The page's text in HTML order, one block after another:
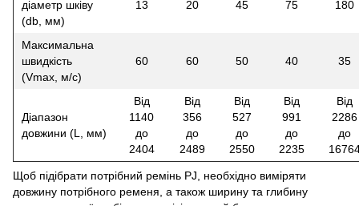
діаметр шківу
(db, мм)
13 20 45 75 180
Максимальна
швидкість
(Vmax, м/с)
60 60 50 40 35
Діапазон
довжини (L, мм)
Від
1140
до
2404
Від
356
до
2489
Від
527
до
2550
Від
991
до
2235
Від
2286
до
Щоб підібрати потрібний ремінь PJ, необхідно виміряти
довжину потрібного ременя, а також ширину та глибину